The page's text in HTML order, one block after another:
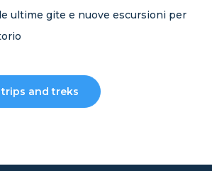
ultime gite e nuove escursioni per
and treks